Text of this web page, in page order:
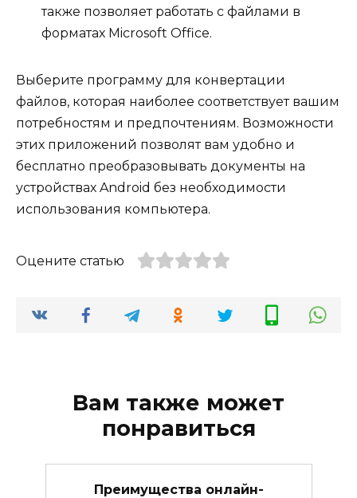
также позволяет работать с файлами в
форматах Microsoft Office.
Выберите программу для конвертации
файлов, которая наиболее соответствует вашим
потребностям и предпочтениям. Возможности
этих приложений позволят вам удобно и
бесплатно преобразовывать документы на
устройствах Android без необходимости
использования компьютера.
Оцените статью
Вам также может
понравиться
Преимущества онлайн-